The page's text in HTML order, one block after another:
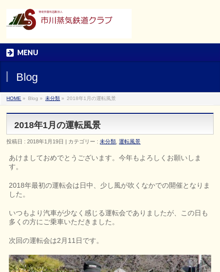
MENU
Blog
HOME » Blog » 未分類 » 2018年1月の運転風景
2018年1月の運転風景
投稿日 : 2018年1月19日 | カテゴリー :未分類 ,運転風景
あけましておめでとうございます。今年もよろしくお願いしま
す。
2018年最初の運転会は日中、少し風が吹くなかでの開催となりま
した。
いつもより汽車が少なく感じる運転会でありましたが、この日も
多くの方にご乗車いただきました。
次回の運転会は2月11日です。